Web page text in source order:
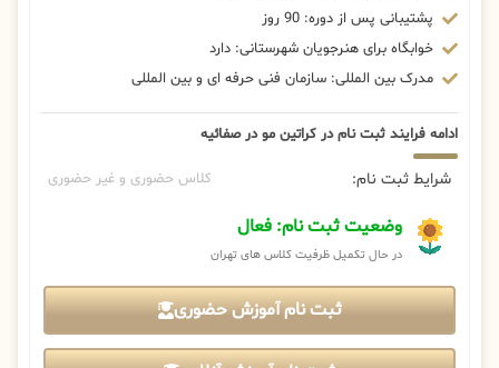
پشتیبانی پس از دوره: 90 روز
خوابگاه برای هنرجویان شهرستانی: دارد
مدرک بین المللی: سازمان فنی حرفه ای و بین المللی
ادامه فرایند ثبت نام در کراتین مو در صفائیه
شرایط ثبت نام: کلاس حضوری و غیر حضوری
وضعیت ثبت نام: فعال
در حال تکمیل ظرفیت کلاس های تهران
ثبت نام آموزش حضوری